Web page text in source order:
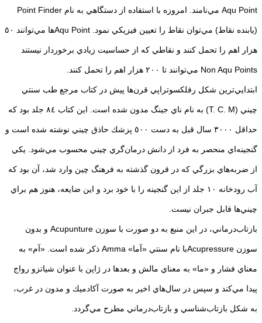
Aqu Point مي‌نامند. امروزه با استفاده از دستگاهي به نام Point Finder
(يابنده نقاط) مي‌توان نقاط را تعيين فيزيكي نمود. Aqu Pointها مي‌توانند ٥٠
هزار اهم را تحمل كنند و نقاطي كه از حساسيت زيادي برخوردار نيستند
Non Aqu Points مي‌توانند تا ٢٠٠ هزار اهم را تحمل كنند.
ابتدايي‌ترين شكل رفلكسوتراپي قرن‌ها پيش در كتاب مرجع طب سنتي
چيني (T. C. M) به نام ناي جينگ مدون شده است. اين كتاب ٨٤ جلد بود كه
حداقل ٣٠٠٠ سال قبل به دست ٥٠٠ پزشك حاذق چيني نوشته شده است و
گنجينه‌اي منحصر‌ به فرد از دانش درمان‌گري چيني محسوب مي‌شود. يكي
از ضربه‌هاي بزرگي كه در قرون گذشته به فرهنگ چين وارد شد، آن بود كه
آب رودخانه ١٠ جلد از اين گنجينه را با خود برد و اين ضايعه، هنوز هم براي
چيني‌ها قابل جبران نيست.
بازتاب‌درماني، در اين منبع به دو صورت با سوزن Acupunture و بدون
سوزن Acupressureبا نام سنتي «آما» Amma ذكر شده است. «آم» به
معناي فشار و «ما» به معناي مالش و بعدها در ژاپن با عنوان شياتزو رواج
پيدا مي‌كند و سپس در سال‌هاي اخير به صورت آكادميك و مدون در غرب،
به شكل بازتاب‌شناسي و بازتاب‌درماني مطرح مي‌گردد.